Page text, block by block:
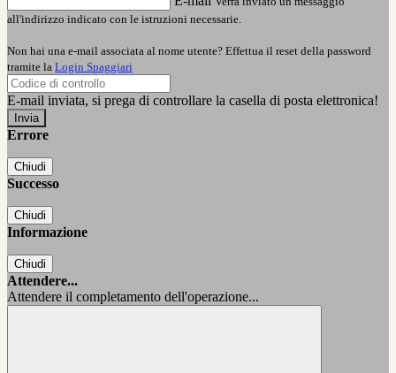
all'indirizzo indicato con le istruzioni necessarie.
Non hai una e-mail associata al nome utente? Effettua il reset della password
tramite la Login Spaggiari
E-mail inviata, si prega di controllare la casella di posta elettronica!
Errore
Chiudi
Successo
Chiudi
Informazione
Chiudi
Attendere...
Attendere il completamento dell'operazione...